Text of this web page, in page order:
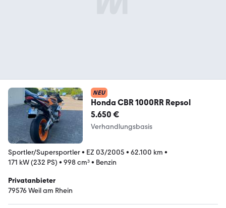
NEU
Honda CBR 1000RR Repsol
5.650 €
Verhandlungsbasis
Sportler/Supersportler• EZ 03/2005 • 62.100 km •
171 kW (232 PS) • 998 cm³• Benzin
Privatanbieter
79576 Weil am Rhein